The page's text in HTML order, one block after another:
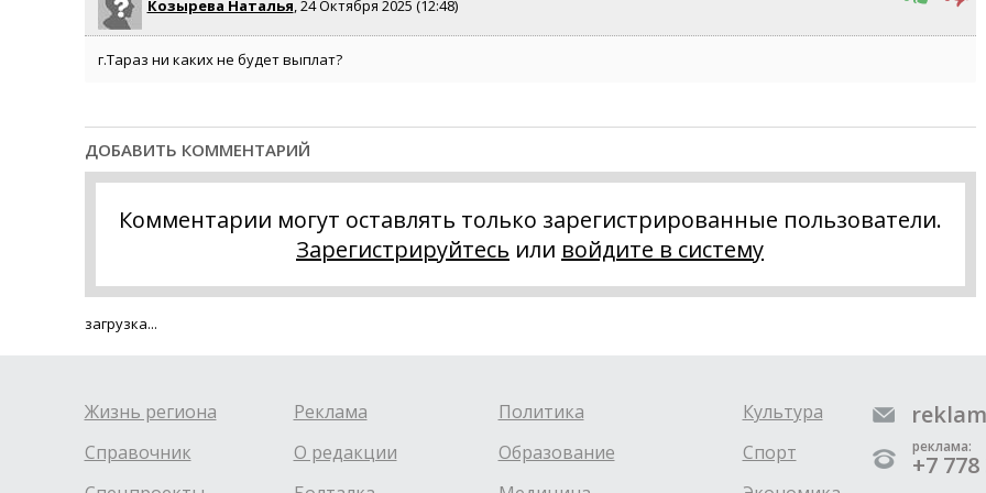
Козырева Наталья, 24 Октября 2025 (12:48)
г.Тараз ни каких не будет выплат?
ДОБАВИТЬ КОММЕНТАРИЙ
Комментарии могут оставлять только зарегистрированные пользователи.
Зарегистрируйтесь или войдите в систему
загрузка...
Жизнь региона
Справочник
Реклама
О редакции
Политика
Образование
Культура
Спорт
реклама:
+7 778